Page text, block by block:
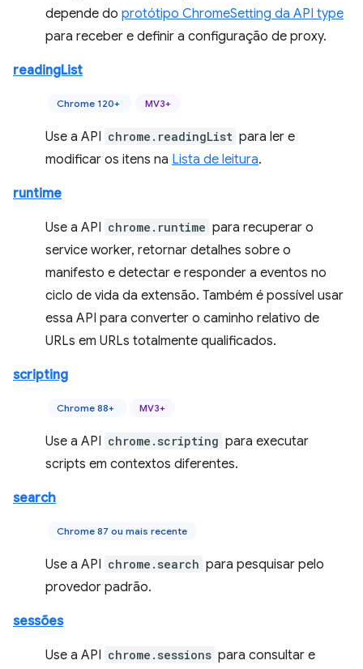
depende do protótipo ChromeSetting da API type
para receber e definir a configuração de proxy.
readingList
Chrome 120+ MV3+
Use a API chrome.readingList para ler e
modificar os itens na Lista de leitura.
runtime
Use a API chrome.runtime para recuperar o
service worker, retornar detalhes sobre o
manifesto e detectar e responder a eventos no
ciclo de vida da extensão. Também é possível usar
essa API para converter o caminho relativo de
URLs em URLs totalmente qualificados.
scripting
Chrome 88+ MV3+
Use a API chrome.scripting para executar
scripts em contextos diferentes.
search
Chrome 87 ou mais recente
Use a API chrome.search para pesquisar pelo
provedor padrão.
sessões
Use a API chrome.sessions para consultar e